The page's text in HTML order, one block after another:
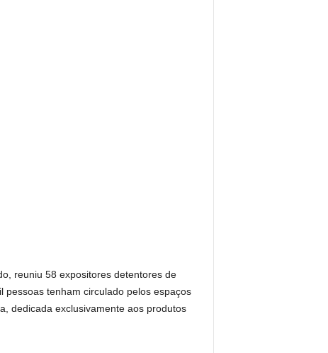
reuniu 58 expositores detentores de
pessoas tenham circulado pelos espaços
dedicada exclusivamente aos produtos